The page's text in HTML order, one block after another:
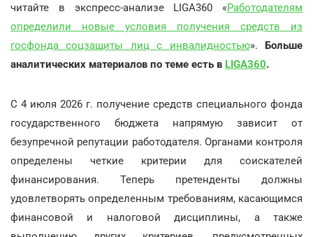
читайте в экспресс-анализе LIGA360 «Работодателям
определили новые условия получения средств из
госфонда соцзащиты лиц с инвалидностью».Больше
аналитических материалов по теме есть в LIGA360.
С 4 июля 2026 г. получение средств специального фонда
государственного бюджета напрямую зависит от
безупречной репутации работодателя. Органами контроля
определены четкие критерии для соискателей
финансирования. Теперь претенденты должны
удовлетворять определенным требованиям, касающимся
финансовой и налоговой дисциплины, а также